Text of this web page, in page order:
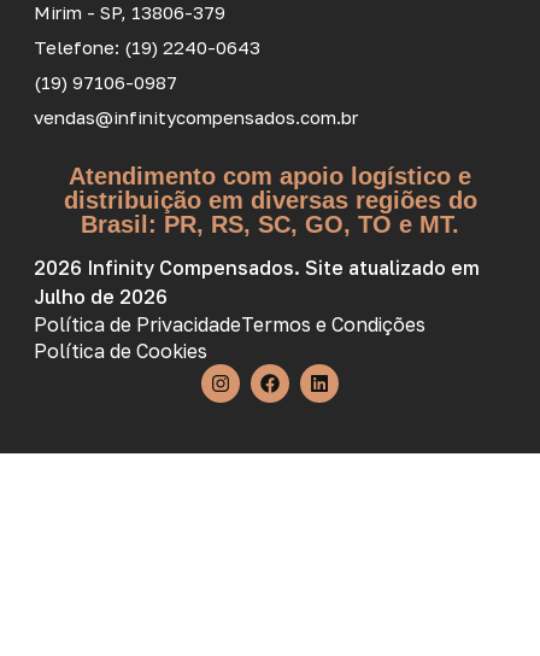
Mirim - SP, 13806-379
Telefone: (19) 2240-0643
(19) 97106-0987
vendas@infinitycompensados.com.br
Atendimento com apoio logístico e
distribuição em diversas regiões do
Brasil: PR, RS, SC, GO, TO e MT.
2026 Infinity Compensados. Site atualizado em
Julho de 2026
Política de PrivacidadeTermos e Condições
Política de Cookies